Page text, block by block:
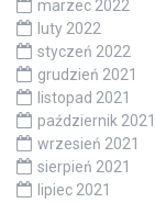
marzec 2022
luty 2022
styczeń 2022
grudzień 2021
listopad 2021
październik 2021
wrzesień 2021
sierpień 2021
lipiec 2021